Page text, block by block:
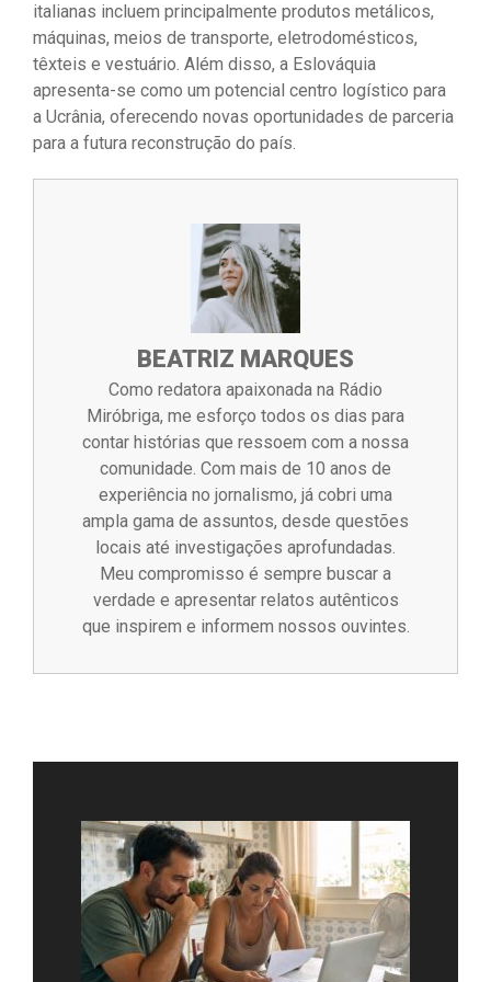
italianas incluem principalmente produtos metálicos,
máquinas, meios de transporte, eletrodomésticos,
têxteis e vestuário. Além disso, a Eslováquia
apresenta-se como um potencial centro logístico para
a Ucrânia, oferecendo novas oportunidades de parceria
para a futura reconstrução do país.
BEATRIZ MARQUES
Como redatora apaixonada na Rádio
Miróbriga, me esforço todos os dias para
contar histórias que ressoem com a nossa
comunidade. Com mais de 10 anos de
experiência no jornalismo, já cobri uma
ampla gama de assuntos, desde questões
locais até investigações aprofundadas.
Meu compromisso é sempre buscar a
verdade e apresentar relatos autênticos
que inspirem e informem nossos ouvintes.